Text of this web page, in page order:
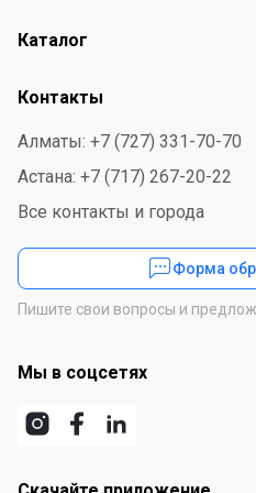
Каталог
Контакты
Алматы: +7 (727) 331-70-70
Астана: +7 (717) 267-20-22
Все контакты и города
Форма
Пишите свои вопросы и
Мы в соцсетях